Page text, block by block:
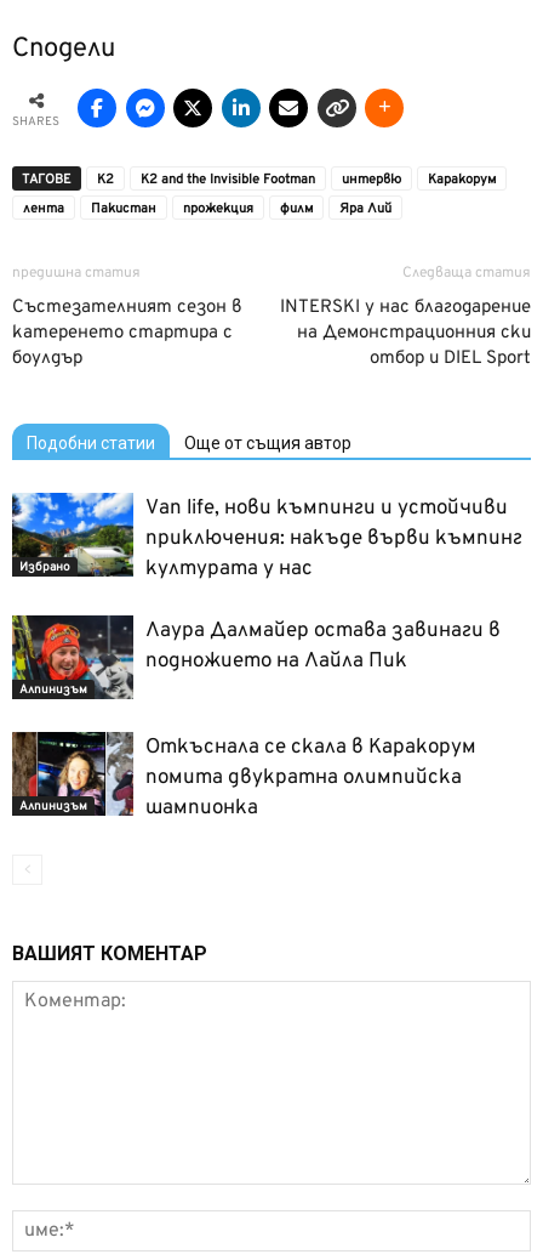
Сподели
SHARES
ТАГОВЕ K2 K2 and the Invisible Footman интервю
Каракорум
лента
Пакистан прожекция филм Яра Лий
предишна статия
Състезателният сезон в
катеренето стартира с
боулдър
Следваща статия
INTERSKI у нас благодарение
на Демонстрационния ски
отбор и DIEL Sport
Подобни статии Още от същия автор
Избрано
Van life, нови къмпинги и устойчиви
приключения: накъде върви къмпинг
културата у нас
Алпинизъм
Лаура Далмайер остава завинаги в
подножието на Лайла Пик
Алпинизъм
Откъснала се скала в Каракорум
помита двукратна олимпийска
шампионка
ВАШИЯТ КОМЕНТАР